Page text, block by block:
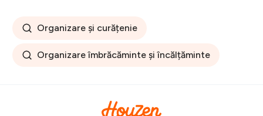
Organizare și curățenie
Organizare îmbrăcăminte și încălțăminte